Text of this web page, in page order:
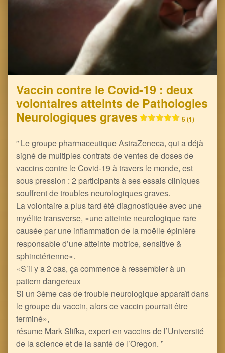
Vaccin contre le Covid-19 : deux
volontaires atteints de Pathologies
Neurologiques graves
5 (1)
” Le groupe pharmaceutique AstraZeneca, qui a déjà
signé de multiples contrats de ventes de doses de
vaccins contre le Covid-19 à travers le monde, est
sous pression : 2 participants à ses essais cliniques
souffrent de troubles neurologiques graves.
La volontaire a plus tard été diagnostiquée avec une
myélite transverse, «une atteinte neurologique rare
causée par une inflammation de la moëlle épinière
responsable d’une atteinte motrice, sensitive &
sphinctérienne».
«S’il y a 2 cas, ça commence à ressembler à un
pattern dangereux
Si un 3ème cas de trouble neurologique apparaît dans
le groupe du vaccin, alors ce vaccin pourrait être
terminé»,
résume Mark Slifka, expert en vaccins de l’Université
de la science et de la santé de l’Oregon. ”